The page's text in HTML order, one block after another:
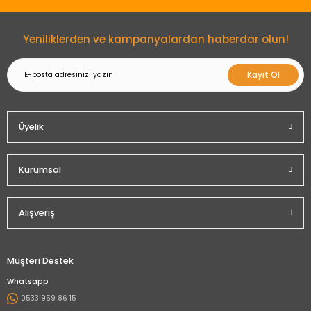
Yeniliklerden ve kampanyalardan haberdar olun!
Kayıt Ol
Üyelik
Kurumsal
Alışveriş
Müşteri Destek
Whatsapp
0533 959 86 15